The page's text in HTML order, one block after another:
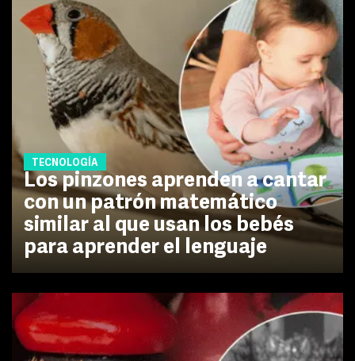
TECNOLOGÍA
Los pinzones aprenden a cantar
con un patrón matemático
similar al que usan los bebés
para aprender el lenguaje